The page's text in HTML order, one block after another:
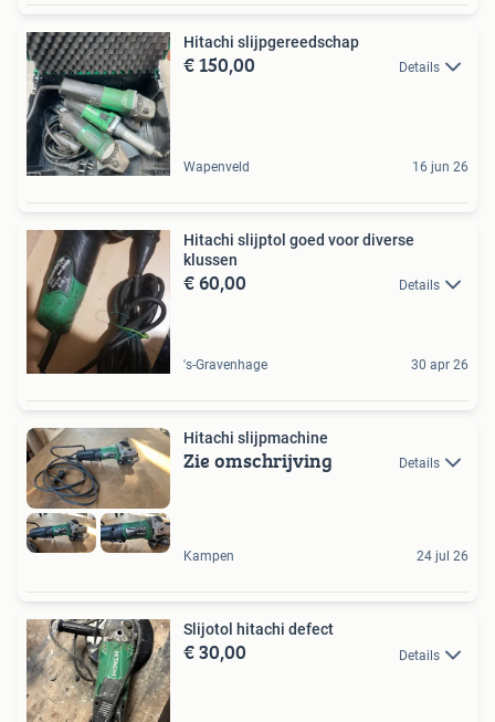
Hitachi slijpgereedschap
€ 150,00 Details
Wapenveld 16 jun 26
Hitachi slijptol goed voor diverse
klussen
€ 60,00 Details
's-Gravenhage 30 apr 26
Hitachi slijpmachine
Zie omschrijving Details
Kampen 24 jul 26
Slijotol hitachi defect
€ 30,00 Details